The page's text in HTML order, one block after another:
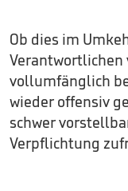
Ob dies im
Verantwortlichen
vollumfänglich
wieder offensiv
schwer
Verpflichtung